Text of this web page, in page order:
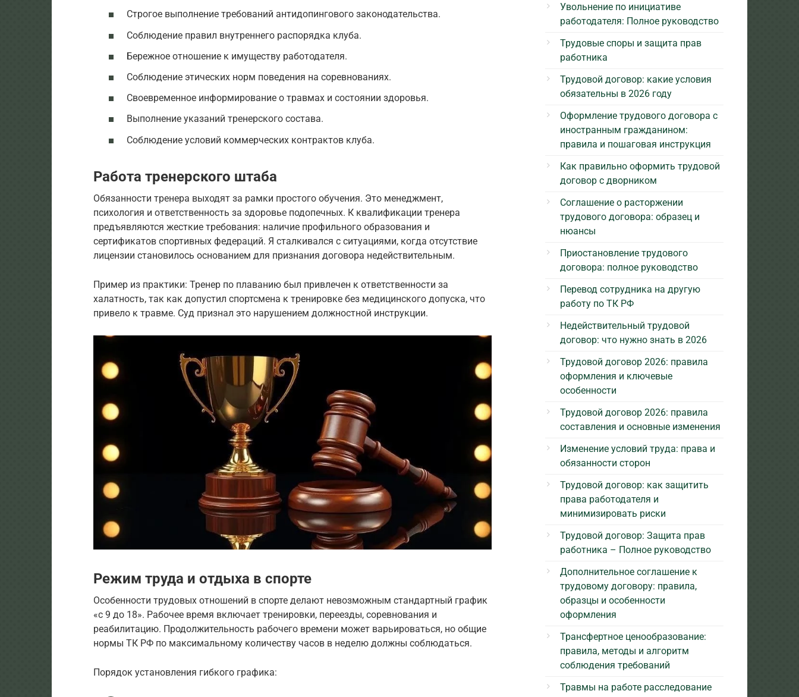
Строгое выполнение требований антидопингового законодательства.
Соблюдение правил внутреннего распорядка клуба.
Бережное отношение к имуществу работодателя.
Соблюдение этических норм поведения на соревнованиях.
Своевременное информирование о травмах и состоянии здоровья.
Выполнение указаний тренерского состава.
Соблюдение условий коммерческих контрактов клуба.
Работа тренерского штаба
Обязанности тренера выходят за рамки простого обучения. Это менеджмент,
психология и ответственность за здоровье подопечных. К квалификации тренера
предъявляются жесткие требования: наличие профильного образования и
сертификатов спортивных федераций. Я сталкивался с ситуациями, когда отсутствие
лицензии становилось основанием для признания договора недействительным.
Пример из практики: Тренер по плаванию был привлечен к ответственности за
халатность, так как допустил спортсмена к тренировке без медицинского допуска, что
привело к травме. Суд признал это нарушением должностной инструкции.
Режим труда и отдыха в спорте
Особенности трудовых отношений в спорте делают невозможным стандартный график
«с 9 до 18». Рабочее время включает тренировки, переезды, соревнования и
реабилитацию. Продолжительность рабочего времени может варьироваться, но общие
нормы ТК РФ по максимальному количеству часов в неделю должны соблюдаться.
Порядок установления гибкого графика:
Увольнение по инициативе
работодателя: Полное руководство
Трудовые споры и защита прав
работника
Трудовой договор: какие условия
обязательны в 2026 году
Оформление трудового договора с
иностранным гражданином:
правила и пошаговая инструкция
Как правильно оформить трудовой
договор с дворником
Соглашение о расторжении
трудового договора: образец и
нюансы
Приостановление трудового
договора: полное руководство
Перевод сотрудника на другую
работу по ТК РФ
Недействительный трудовой
договор: что нужно знать в 2026
Трудовой договор 2026: правила
оформления и ключевые
особенности
Трудовой договор 2026: правила
составления и основные изменения
Изменение условий труда: права и
обязанности сторон
Трудовой договор: как защитить
права работодателя и
минимизировать риски
Трудовой договор: Защита прав
работника – Полное руководство
Дополнительное соглашение к
трудовому договору: правила,
образцы и особенности
оформления
Трансфертное ценообразование:
правила, методы и алгоритм
соблюдения требований
Травмы на работе расследование